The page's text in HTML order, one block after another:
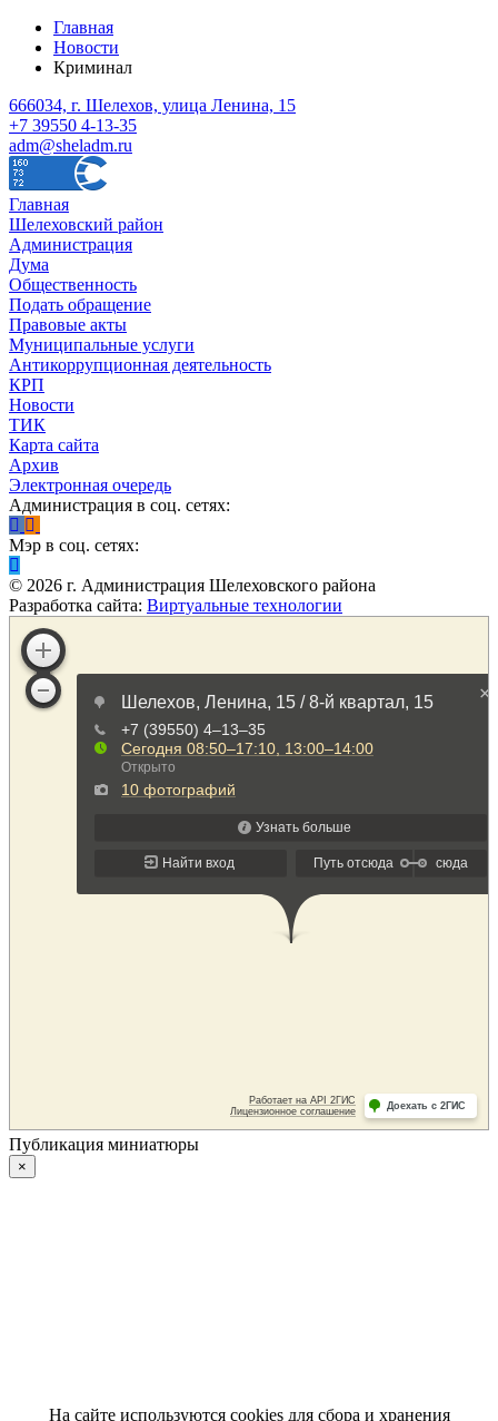
Главная
Новости
Криминал
666034, г. Шелехов, улица Ленина, 15
+7 39550 4-13-35
adm@sheladm.ru
Главная
Шелеховский район
Администрация
Дума
Общественность
Подать обращение
Правовые акты
Муниципальные услуги
Антикоррупционная деятельность
КРП
Новости
ТИК
Карта сайта
Архив
Электронная очередь
Администрация в соц. сетях:
Мэр в соц. сетях:
© 2026 г. Администрация Шелеховского района
Разработка сайта: Виртуальные технологии
Публикация миниатюры
×
На сайте используются cookies для сбора и хранения